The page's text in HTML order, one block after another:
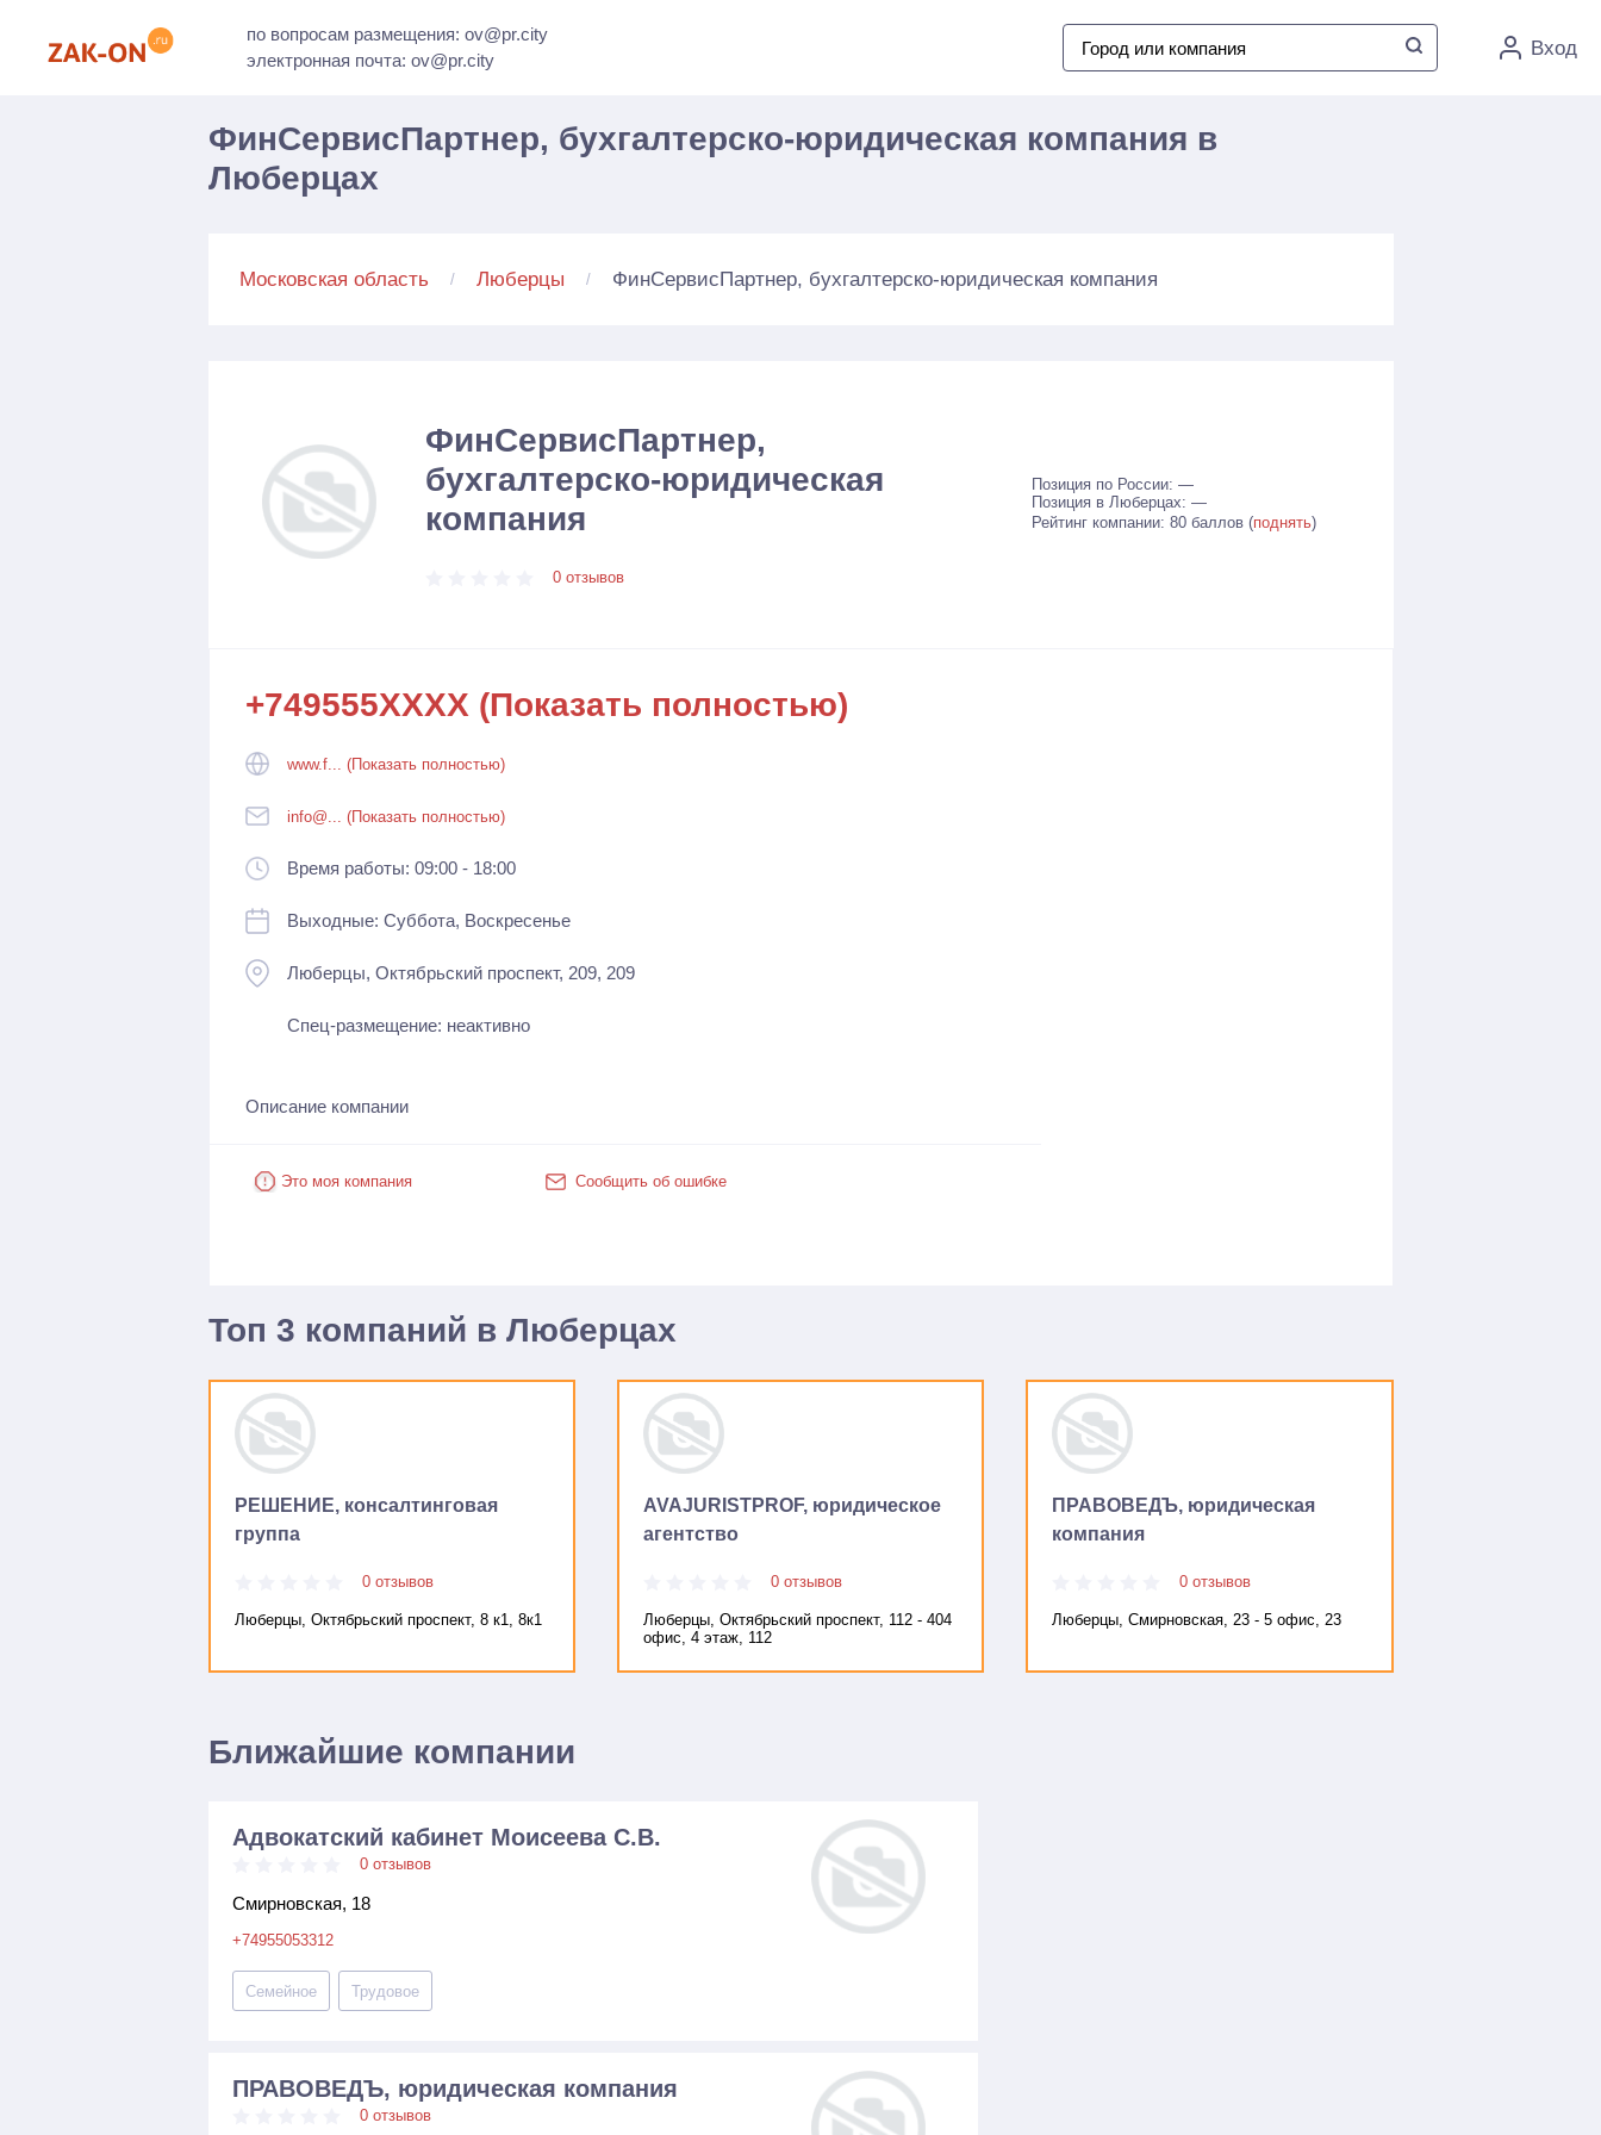
по вопросам размещения: ov@pr.city
электронная почта: ov@pr.city
Вход
ФинСервисПартнер, бухгалтерско-юридическая компания в
Люберцах
Московская область Люберцы ФинСервисПартнер, бухгалтерско-юридическая компания
ФинСервисПартнер,
бухгалтерско-юридическая
компания
0 отзывов
Позиция по России: —
Позиция в Люберцах: —
Рейтинг компании: 80 баллов (поднять)
+749555XXXX (Показать полностью)
www.f... (Показать полностью)
info@... (Показать полностью)
Время работы: 09:00 - 18:00
Выходные: Суббота, Воскресенье
Люберцы, Октябрьский проспект, 209, 209
Спец-размещение: неактивно
Описание компании
Это моя компания Сообщить об ошибке
Топ 3 компаний в Люберцах
РЕШЕНИЕ, консалтинговая
группа
0 отзывов
Люберцы, Октябрьский проспект, 8 к1, 8к1
AVAJURISTPROF, юридическое
агентство
0 отзывов
Люберцы, Октябрьский проспект, 112 - 404
офис, 4 этаж, 112
ПРАВОВЕДЪ, юридическая
компания
0 отзывов
Люберцы, Смирновская, 23 - 5 офис, 23
Ближайшие компании
Адвокатский кабинет Моисеева С.В.
0 отзывов
Смирновская, 18
+74955053312
Семейное Трудовое
ПРАВОВЕДЪ, юридическая компания
0 отзывов